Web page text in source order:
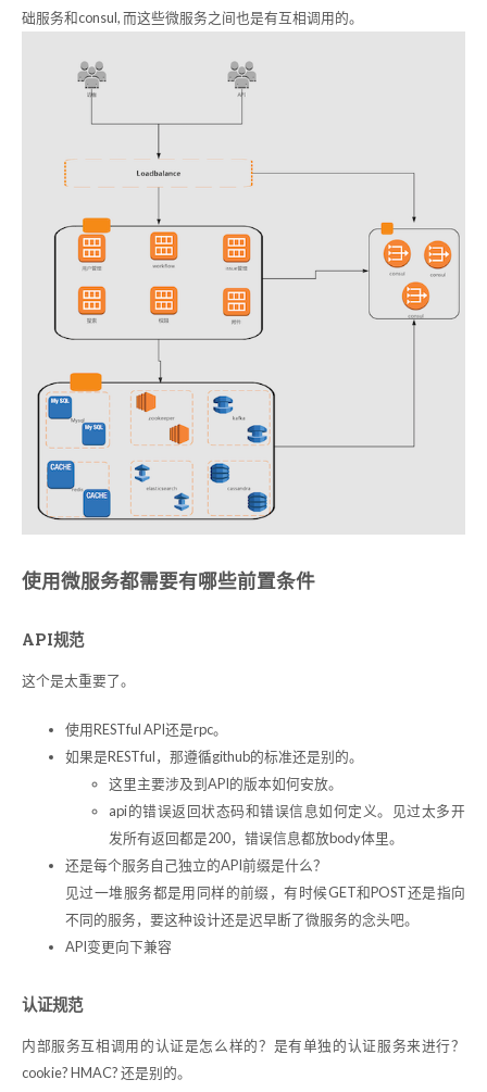
础服务和consul, 而这些微服务之间也是有互相调用的。
使用微服务都需要有哪些前置条件
API规范
这个是太重要了。
使用RESTful API还是rpc。
如果是RESTful，那遵循github的标准还是别的。
这里主要涉及到API的版本如何安放。
api的错误返回状态码和错误信息如何定义。见过太多开
发所有返回都是200，错误信息都放body体里。
还是每个服务自己独立的API前缀是什么？
见过一堆服务都是用同样的前缀，有时候GET和POST还是指向
不同的服务，要这种设计还是迟早断了微服务的念头吧。
API变更向下兼容
认证规范
内部服务互相调用的认证是怎么样的？是有单独的认证服务来进行？
cookie? HMAC? 还是别的。